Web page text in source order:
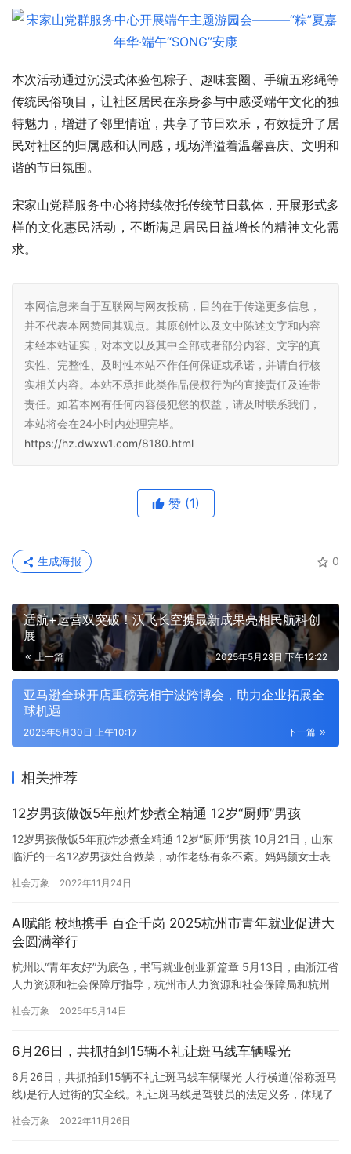
本次活动通过沉浸式体验包粽子、趣味套圈、手编五彩绳等
传统民俗项目，让社区居民在亲身参与中感受端午文化的独
特魅力，增进了邻里情谊，共享了节日欢乐，有效提升了居
民对社区的归属感和认同感，现场洋溢着温馨喜庆、文明和
谐的节日氛围。
宋家山党群服务中心将持续依托传统节日载体，开展形式多
样的文化惠民活动，不断满足居民日益增长的精神文化需
求。
本网信息来自于互联网与网友投稿，目的在于传递更多信息，
并不代表本网赞同其观点。其原创性以及文中陈述文字和内容
未经本站证实，对本文以及其中全部或者部分内容、文字的真
实性、完整性、及时性本站不作任何保证或承诺，并请自行核
实相关内容。本站不承担此类作品侵权行为的直接责任及连带
责任。如若本网有任何内容侵犯您的权益，请及时联系我们，
本站将会在24小时内处理完毕。
https://hz.dwxw1.com/8180.html
赞 (1)
0
生成海报
适航+运营双突破！沃飞长空携最新成果亮相民航科创
展
上一篇 2025年5月28日 下午12:22
亚马逊全球开店重磅亮相宁波跨博会，助力企业拓展全
球机遇
下一篇
2025年5月30日 上午10:17
相关推荐
12岁男孩做饭5年煎炸炒煮全精通 12岁“厨师”男孩
12岁男孩做饭5年煎炸炒煮全精通 12岁“厨师”男孩 10月21日，山东
临沂的一名12岁男孩灶台做菜，动作老练有条不紊。妈妈颜女士表
很不错，平时他还主动承担家务，照顾弟弟，是个善良勤劳的暖
更重要的是为生活增加了更多乐趣。我记得第一次做饭是7…
社会万象 2022年11月24日
AI赋能 校地携手 百企千岗 2025杭州市青年就业促进大
会圆满举行
杭州以“青年友好”为底色，书写就业创业新篇章 5月13日，由浙江省
人力资源和社会保障厅指导，杭州市人力资源和社会保障局和杭州
促进大会系列活动在钱塘区金沙湖大剧院举办，活动通过AI赋能、
平台。 来自在杭高校大学生就业创业指导站负责人、…
社会万象 2025年5月14日
6月26日，共抓拍到15辆不礼让斑马线车辆曝光
6月26日，共抓拍到15辆不礼让斑马线车辆曝光 人行横道(俗称斑马
线)是行人过街的安全线。礼让斑马线是驾驶员的法定义务，体现了
根据《中华人民共和国道路交通安全法》第四十七条:“机动车通过人
社会万象 2022年11月26日